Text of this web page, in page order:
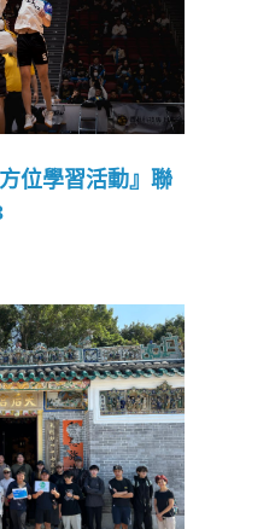
位學習活動』聯